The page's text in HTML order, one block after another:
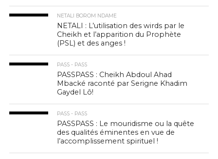
NETALI BOROM NDAME
NETALI : L’utilisation des wirds par le
Cheikh et l’apparition du Prophète
(PSL) et des anges !
PASS - PASS
PASSPASS : Cheikh Abdoul Ahad
Mbacké raconté par Serigne Khadim
Gaydel Lô!
PASS - PASS
PASSPASS : Le mouridisme ou la quête
des qualités éminentes en vue de
l’accomplissement spirituel !